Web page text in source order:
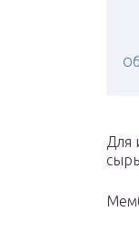
Для